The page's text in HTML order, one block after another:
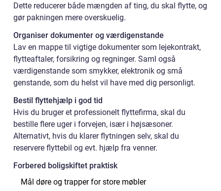
Dette reducerer både mængden af ting, du skal flytte, og
gør pakningen mere overskuelig.
Organiser dokumenter og værdigenstande
Lav en mappe til vigtige dokumenter som lejekontrakt,
flytteaftaler, forsikring og regninger. Saml også
værdigenstande som smykker, elektronik og små
genstande, som du helst vil have med dig personligt.
Bestil flyttehjælp i god tid
Hvis du bruger et professionelt flyttefirma, skal du
bestille flere uger i forvejen, især i højsæsoner.
Alternativt, hvis du klarer flytningen selv, skal du
reservere flyttebil og evt. hjælp fra venner.
Forbered boligskiftet praktisk
Mål døre og trapper for store møbler